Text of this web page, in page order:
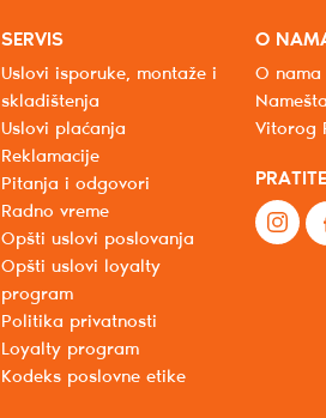
SERVIS
Uslovi isporuke, montaže i
skladištenja
Uslovi plaćanja
Reklamacije
Pitanja i odgovori
Radno vreme
Opšti uslovi poslovanja
Opšti uslovi loyalty
program
Politika privatnosti
Loyalty program
Kodeks poslovne etike
O
O nama
Vitorog